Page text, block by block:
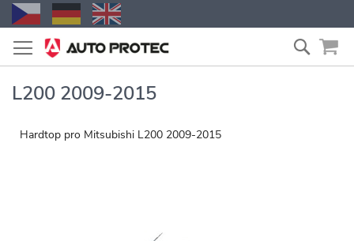
Přejít
na
obsah
L200 2009-2015
Hardtop pro Mitsubishi L200 2009-2015